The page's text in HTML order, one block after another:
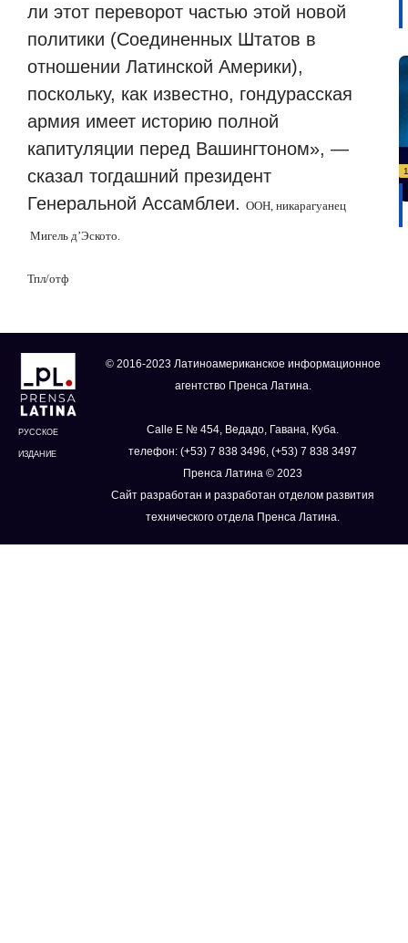
ли этот переворот частью этой новой
политики (Соединенных Штатов в
отношении Латинской Америки),
поскольку, как известно, гондурасская
армия имеет историю полной
капитуляции перед Вашингтоном», —
сказал тогдашний президент
Генеральной Ассамблеи. ООН, никарагуанец
Мигель д’Эското.
Тпл/отф
РУССКОЕ
ИЗДАНИЕ
© 2016-2023 Латиноамериканское информационное
агентство Пренса Латина.
Calle E № 454, Ведадо, Гавана, Куба.
телефон: (+53) 7 838 3496, (+53) 7 838 3497
Пренса Латина © 2023
Сайт разработан и разработан отделом развития
технического отдела Пренса Латина.